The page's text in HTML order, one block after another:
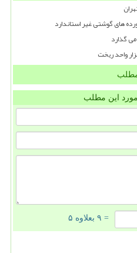
های گوشتی غیر استاندارد
مطلب
این مطلب
= ۹ بعلاوه ۵